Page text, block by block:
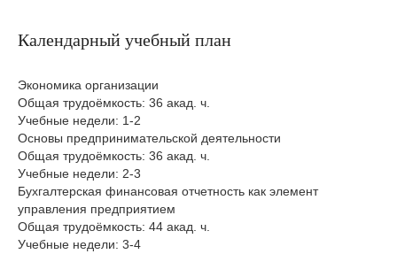
Календарный учебный план
Экономика организации
Общая трудоёмкость: 36 акад. ч.
Учебные недели: 1-2
Основы предпринимательской деятельности
Общая трудоёмкость: 36 акад. ч.
Учебные недели: 2-3
Бухгалтерская финансовая отчетность как элемент
управления предприятием
Общая трудоёмкость: 44 акад. ч.
Учебные недели: 3-4